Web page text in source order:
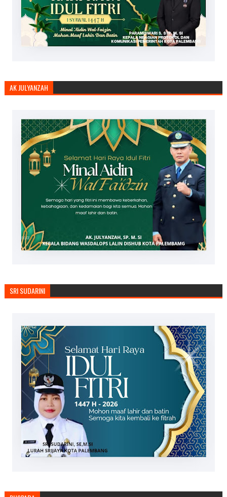
AK JULYANZAH
SRI SUDARINI